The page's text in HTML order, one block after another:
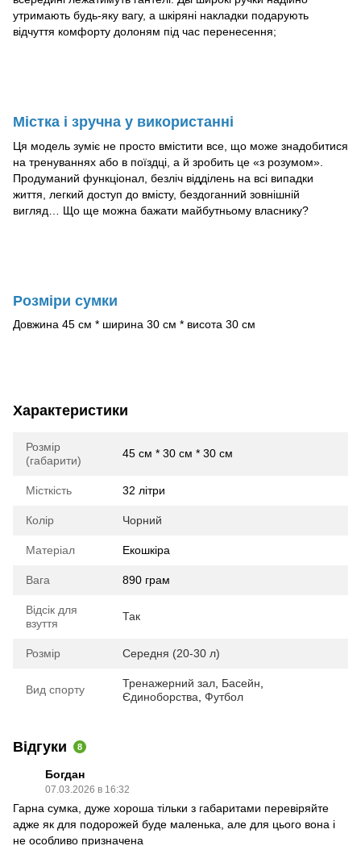
утримають будь-яку вагу, а шкіряні накладки подарують
відчуття комфорту долоням під час перенесення;
Містка і зручна у використанні
Ця модель зуміє не просто вмістити все, що може знадобитися
на тренуваннях або в поїздці, а й зробить це «з розумом».
Продуманий функціонал, безліч відділень на всі випадки
життя, легкий доступ до вмісту, бездоганний зовнішній
вигляд… Що ще можна бажати майбутньому власнику?
Розміри сумки
Довжина 45 см * ширина 30 см * висота 30 см
Характеристики
Розмір
(габарити)
45 см * 30 см * 30 см
Місткість 32 літри
Колір Чорний
Матеріал Екошкіра
Вага 890 грам
Відсік для
взуття
Так
Розмір Середня (20-30 л)
Вид спорту Тренажерний зал, Басейн,
Єдиноборства, Футбол
Відгуки 8
Богдан
07.03.2026 в 16:32
Гарна сумка, дуже хороша тільки з габаритами перевіряйте
адже як для подорожей буде маленька, але для цього вона і
не особливо призначена